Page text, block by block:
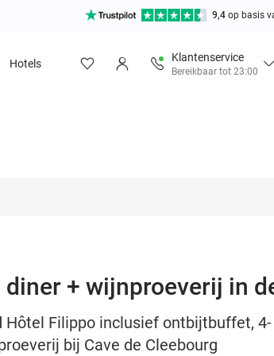
9,4 op basis
Hotels
Klantenservice
Bereikbaar tot 23:00
+ wijnproeverij in
Hôtel Filippo inclusief ontbijtbuffet, 4-
bij Cave de Cleebourg